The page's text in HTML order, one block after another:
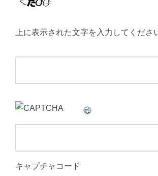
上に表示された文字を入力してくださ
キャプチャコード